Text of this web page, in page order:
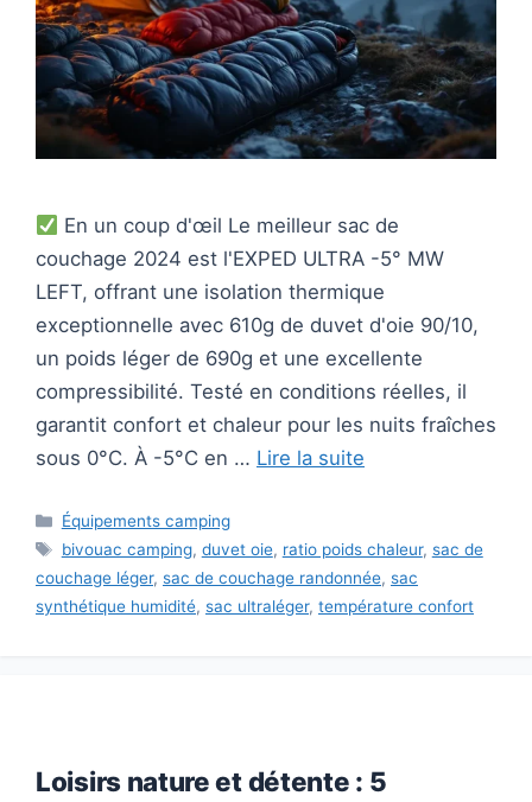
En un coup d'œil Le meilleur sac de
couchage 2024 est l'EXPED ULTRA -5° MW
LEFT, offrant une isolation thermique
exceptionnelle avec 610g de duvet d'oie 90/10,
un poids léger de 690g et une excellente
compressibilité. Testé en conditions réelles, il
garantit confort et chaleur pour les nuits fraîches
sous 0°C. À -5°C en … Lire la suite
Catégories
Équipements camping
Étiquettes
bivouac camping, duvet oie, ratio poids chaleur, sac de
couchage léger, sac de couchage randonnée, sac
synthétique humidité, sac ultraléger, température confort
Loisirs nature et détente : 5